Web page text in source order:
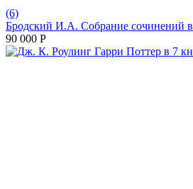
(6)
Бродский И.А. Собрание сочинений
90 000 Р